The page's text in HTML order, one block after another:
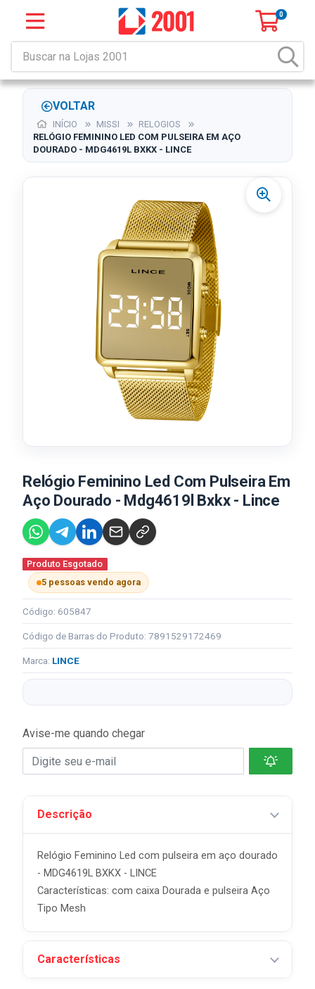
0
VOLTAR
INÍCIO MISSI
RELOGIOS
RELÓGIO FEMININO LED COM PULSEIRA EM AÇO
DOURADO - MDG4619L BXKX - LINCE
Relógio Feminino Led Com Pulseira Em
Aço Dourado - Mdg4619l Bxkx - Lince
Produto Esgotado
5 pessoas vendo agora
Código: 605847
Código de Barras do Produto: 7891529172469
Marca: LINCE
Avise-me quando chegar
Descrição
Relógio Feminino Led com pulseira em aço dourado
- MDG4619L BXKX - LINCE
Características: com caixa Dourada e pulseira Aço
Tipo Mesh
Características